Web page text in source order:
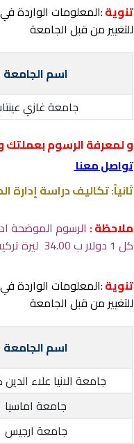
تنوية:المعلومات
للتغيير من قبل الجامعة
اسم الجامعة
جامعة غازي
و لمعرفة الرسوم
تواصل معنا
ثانياً: تكاليف دراسة إدارة
ملاحظة :
كل 1 دولار ب 34.00 ليرة تركية
تنوية:المعلومات
للتغيير من قبل الجامعة
اسم الجامعة
جامعة الانيا علاء
جامعة اماسيا
جامعة ارجيس